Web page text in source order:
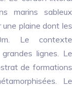
marins sableux
plaine dont les
Le contexte
lignes. Le
de formations
Le